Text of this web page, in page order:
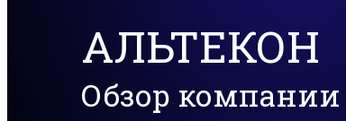
АЛЬТЕКОН
Обзор компании